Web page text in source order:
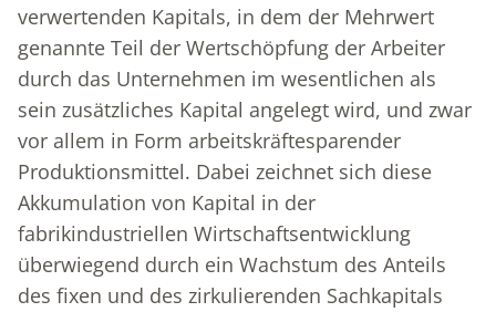
verwertenden Kapitals, in dem der Mehrwert
genannte Teil der Wertschöpfung der Arbeiter
durch das Unternehmen im wesentlichen als
sein zusätzliches Kapital angelegt wird, und zwar
vor allem in Form arbeitskräftesparender
Produktionsmittel. Dabei zeichnet sich diese
Akkumulation von Kapital in der
fabrikindustriellen Wirtschaftsentwicklung
überwiegend durch ein Wachstum des Anteils
des fixen und des zirkulierenden Sachkapitals